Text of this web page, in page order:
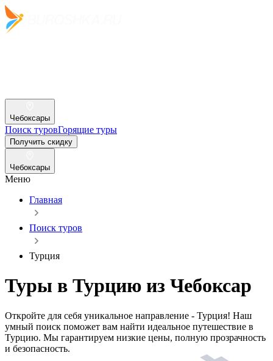
Чебоксары
Поиск туровГорящие туры
Получить скидку
Чебоксары
Меню
Главная
Поиск туров
Турция
Туры в Турцию из Чебоксар
Откройте для себя уникальное направление - Турция! Наш
умный поиск поможет вам найти идеальное путешествие в
Турцию. Мы гарантируем низкие цены, полную прозрачность
и безопасность.